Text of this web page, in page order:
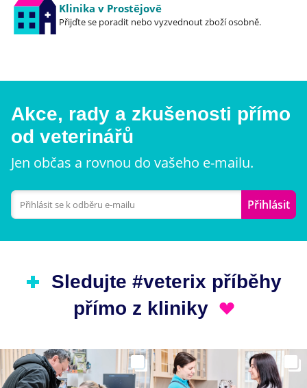
Klinika v Prostějově
Přijďte se poradit nebo vyzvednout zboží osobně.
Akce, rady a zkušenosti přímo
od veterinářů
Jen občas a rovnou do vašeho e-mailu.
Přihlásit
Sledujte #veterix příběhy
přímo z kliniky